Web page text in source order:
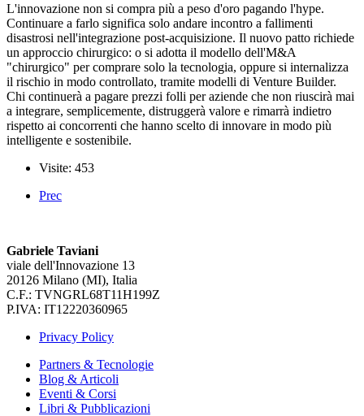
L'innovazione non si compra più a peso d'oro pagando l'hype.
Continuare a farlo significa solo andare incontro a fallimenti
disastrosi nell'integrazione post-acquisizione. Il nuovo patto richiede
un approccio chirurgico: o si adotta il modello dell'M&A
"chirurgico" per comprare solo la tecnologia, oppure si internalizza
il rischio in modo controllato, tramite modelli di Venture Builder.
Chi continuerà a pagare prezzi folli per aziende che non riuscirà mai
a integrare, semplicemente, distruggerà valore e rimarrà indietro
rispetto ai concorrenti che hanno scelto di innovare in modo più
intelligente e sostenibile.
Visite: 453
Prec
Gabriele Taviani
viale dell'Innovazione 13
20126 Milano (MI), Italia
C.F.: TVNGRL68T11H199Z
P.IVA: IT12220360965
Privacy Policy
Partners & Tecnologie
Blog & Articoli
Eventi & Corsi
Libri & Pubblicazioni